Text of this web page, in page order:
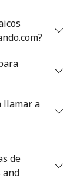
⁦$10⁩
⁦$10⁩
llamar a
de
and